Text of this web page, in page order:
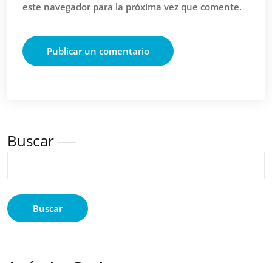
este navegador para la próxima vez que comente.
Buscar
Buscar